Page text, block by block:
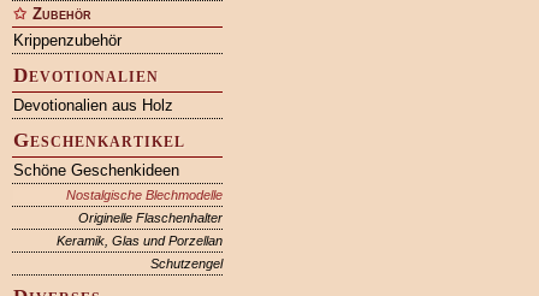
Zubehör
Krippenzubehör
Devotionalien
Devotionalien aus Holz
Geschenkartikel
Schöne Geschenkideen
Nostalgische Blechmodelle
Originelle Flaschenhalter
Keramik, Glas und Porzellan
Schutzengel